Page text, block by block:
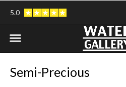
5.0
Semi-Precious